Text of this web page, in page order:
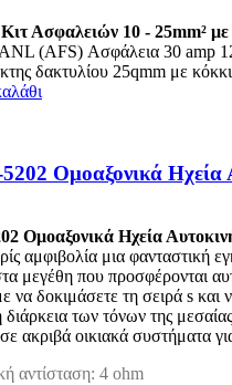
Ασφαλειών 10 - 25mm²
(AFS) Ασφάλεια 30 amp
δακτυλίου 25qmm με
Ομοαξονικά
Ομοαξονικά Ηχεία
αμφιβολία μια φανταστική
μεγέθη που προσφέρονται
να δοκιμάσετε τη σειρά s και
των τόνων της
σε ακριβά οικιακά συστήματα
αντίσταση: 4 ohm